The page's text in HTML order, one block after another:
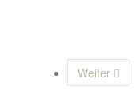
Nächster
Weiter